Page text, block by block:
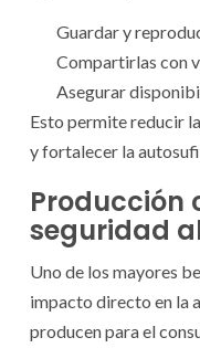
Guardar y
Compartirlas con
Asegurar
Esto permite reducir
y fortalecer la
Producción
seguridad
Uno de los mayores
impacto directo en la
producen para el